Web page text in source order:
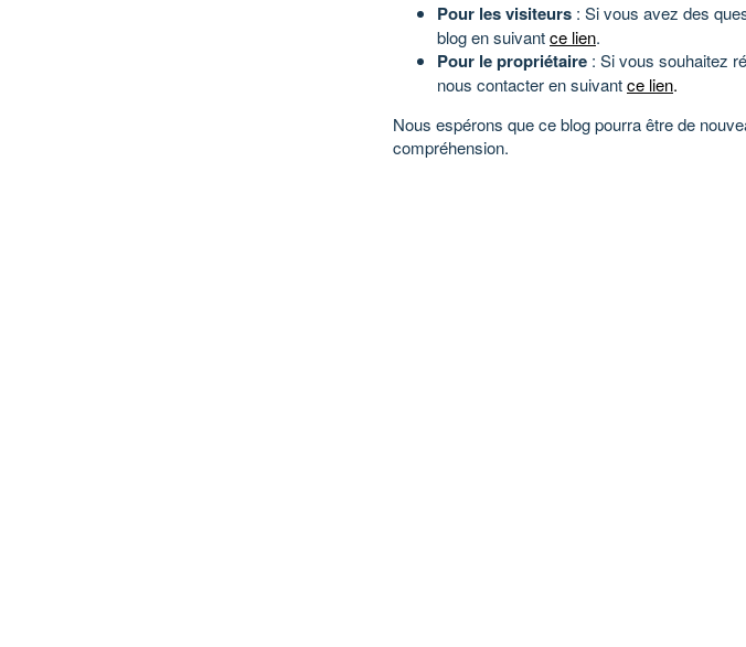
Pour les visiteurs : Si vous avez des
blog en suivantce lien.
Pour le propriétaire : Si vous souhaitez
nous contacter en suivantce lien.
Nous espérons que ce blog pourra être de
compréhension.